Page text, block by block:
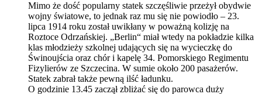
Mimo że dość popularny statek szczęśliwie przeżył obydwie
wojny światowe, to jednak raz mu się nie powiodło – 23.
lipca 1914 roku został uwikłany w poważną kolizję na
Roztoce Odrzańskiej. „Berlin“ miał wtedy na pokładzie kilka
klas młodzieży szkolnej udających się na wycieczkę do
Świnoujścia oraz chór i kapelę 34. Pomorskiego Regimentu
Fizylierów ze Szczecina. W sumie około 200 pasażerów.
Statek zabrał także pewną ilść ładunku.
O godzinie 13.45 zaczął zbliżać się do parowca duży